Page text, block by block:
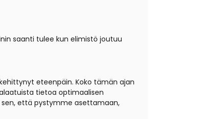
saanti tulee kun elimistö joutuu
eteenpäin. Koko tämän ajan
tietoa optimaalisen
sen, että pystymme asettamaan,